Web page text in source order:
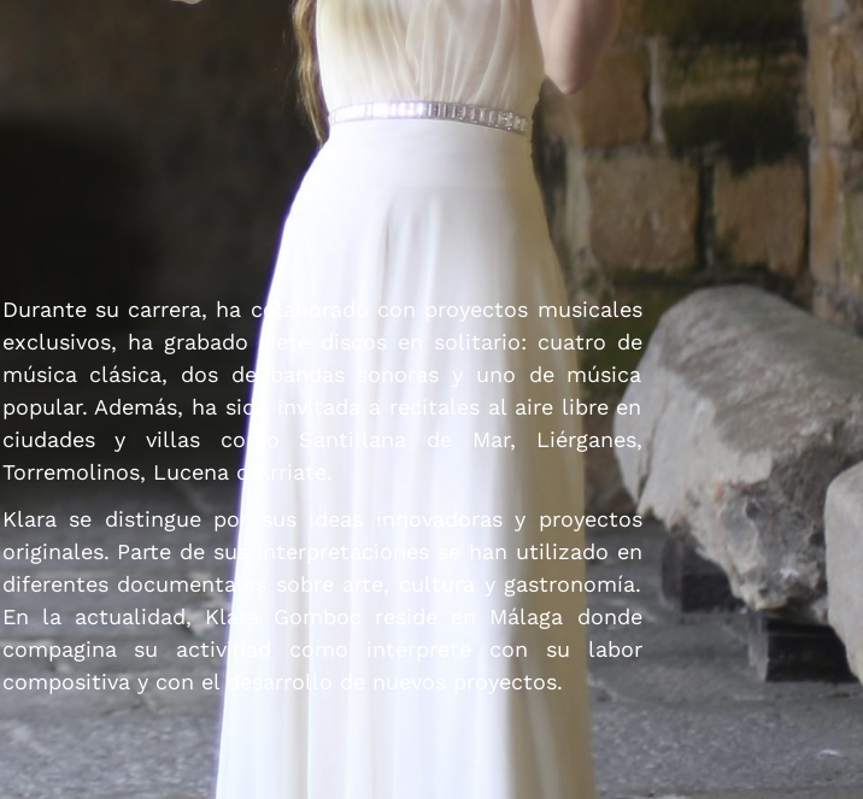
Durante su carrera, ha colaborado con proyectos musicales
exclusivos, ha grabado siete discos en solitario: cuatro de
música clásica, dos de bandas sonoras y uno de música
popular. Además, ha sido invitada a recitales al aire libre en
ciudades y villas como Santillana de Mar, Liérganes,
Torremolinos, Lucena o Arriate.
Klara se distingue por sus ideas innovadoras y proyectos
originales. Parte de sus interpretaciones se han utilizado en
diferentes documentales sobre arte, cultura y gastronomía.
En la actualidad, Klara Gomboc reside en Málaga donde
compagina su actividad como intérprete con su labor
compositiva y con el desarrollo de nuevos proyectos.